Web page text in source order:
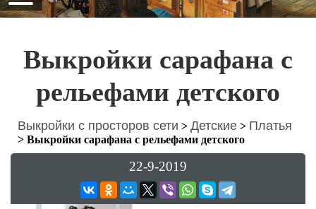
Выкройки сарафана с
рельефами детского
Выкройки с просторов сети > Детские > Платья
> Выкройки сарафана с рельефами детского
22-9-2019